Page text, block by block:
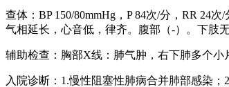
查体：BP 150/80mmHg，P 84次/分，RR 24
气相延长，心音低，律齐。腹部（-）。下肢
辅助检查：胸部X线：肺气肿，右下肺多个小
入院诊断：1.慢性阻塞性肺病合并肺部感染